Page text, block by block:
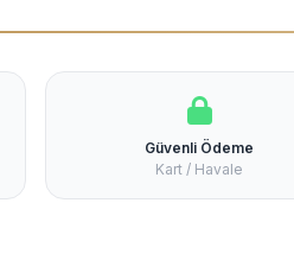
Güvenli Ödeme
Kart / Havale